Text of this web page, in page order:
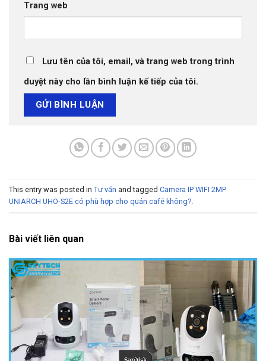
Trang web
Lưu tên của tôi, email, và trang web trong trình
duyệt này cho lần bình luận kế tiếp của tôi.
This entry was posted in Tư vấn and tagged Camera IP WIFI 2MP
UNIARCH UHO-S2E có phù hợp cho quán café không?.
Bài viết liên quan